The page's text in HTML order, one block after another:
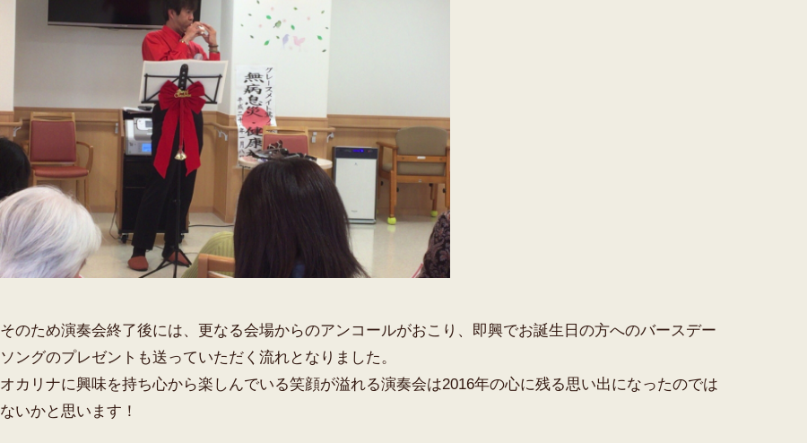
そのため演奏会終了後には、更なる会場からのアンコールがおこり、即興でお誕生日の方へのバースデー
ソングのプレゼントも送っていただく流れとなりました。
オカリナに興味を持ち心から楽しんでいる笑顔が溢れる演奏会は2016年の心に残る思い出になったのでは
ないかと思います！